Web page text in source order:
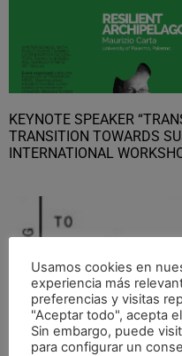
KEYNOTE SPEAKER
TRANSITION TOWARDS
INTERNATIONAL
Usamos cookies en
experiencia más
preferencias y visitas
"Aceptar todo", acepta
Sin embargo, puede
para configurar un